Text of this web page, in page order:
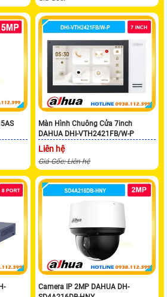
Màn Hình Chuông Cửa 7inch
DAHUA DHI-VTH2421FB/W-P
Liên hệ
Giá Gốc: Liên hệ
Camera IP 2MP DAHUA DH-